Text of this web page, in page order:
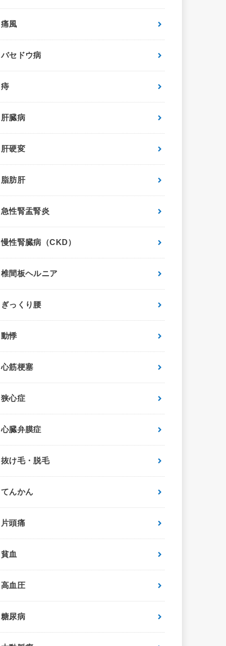
痛風
バセドウ病
痔
肝臓病
肝硬変
脂肪肝
急性腎盂腎炎
慢性腎臓病（CKD）
椎間板ヘルニア
ぎっくり腰
動悸
心筋梗塞
狭心症
心臓弁膜症
抜け毛・脱毛
てんかん
片頭痛
貧血
高血圧
糖尿病